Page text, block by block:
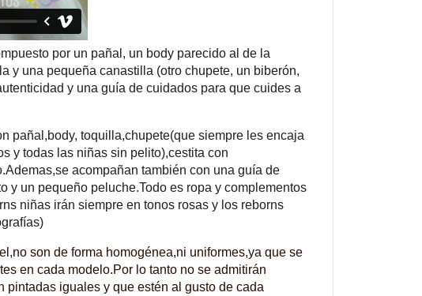
por un pañal, un body parecido al de la
y una pequeña canastilla (otro chupete, un biberón,
y una guía de cuidados para que cuides a
pañal,body, toquilla,chupete(que siempre les encaja
y todas las niñas sin pelito),cestita con
acompañan también con una guía de
y un pequeño peluche.Todo es ropa y complementos
niñas irán siempre en tonos rosas y los reborns
son de forma homogénea,ni uniformes,ya que se
en cada modelo.Por lo tanto no se admitirán
iguales y que estén al gusto de cada